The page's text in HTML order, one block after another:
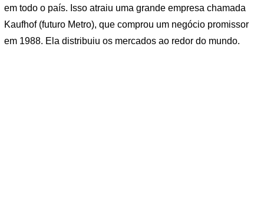
em todo o país. Isso atraiu uma grande empresa chamada
Kaufhof (futuro Metro), que comprou um negócio promissor
em 1988. Ela distribuiu os mercados ao redor do mundo.